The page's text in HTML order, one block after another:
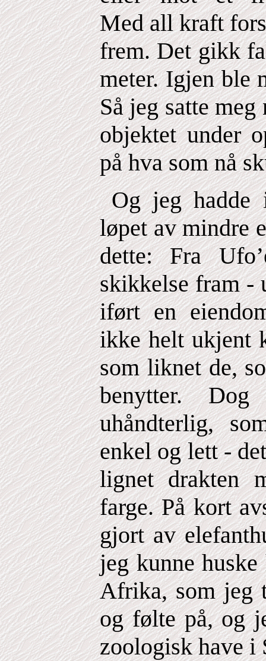
Med all kraft
frem. Det gikk
meter. Igjen ble
Så jeg satte
objektet under
på hva som nå
Og jeg hadde
løpet av mindre
dette: Fra
skikkelse fram -
iført en
ikke helt ukjent
som liknet de,
benytter.
uhåndterlig,
enkel og lett -
lignet drakten
farge. På kort
gjort av
jeg kunne
Afrika, som jeg
og følte på, og
zoologisk have i